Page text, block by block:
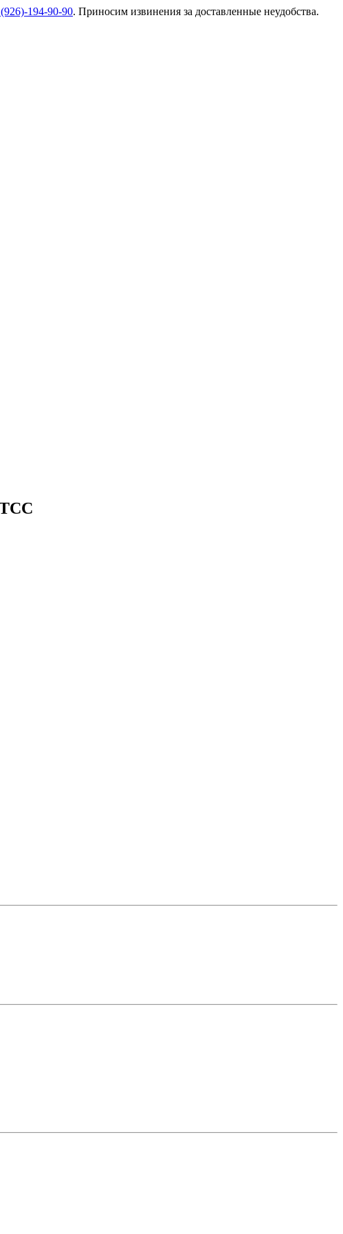
194-90-90. Приносим извинения за доставленные неудобства.